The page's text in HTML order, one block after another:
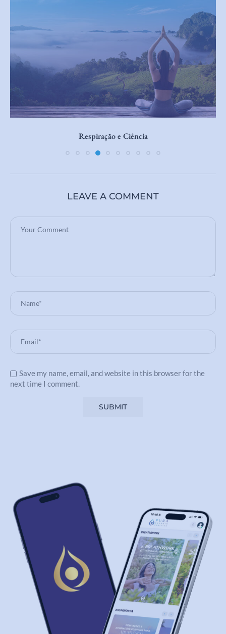
Sensação de Vazio
LEAVE A COMMENT
Save my name, email, and website in this browser for the
next time I comment.